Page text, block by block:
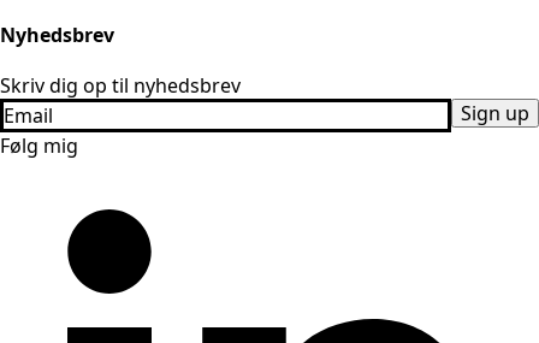
Nyhedsbrev
Skriv dig op til nyhedsbrev
Sign up
Følg mig